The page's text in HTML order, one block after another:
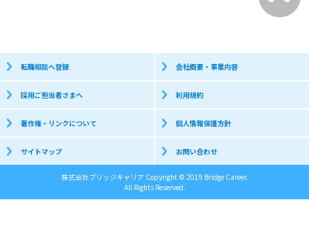
転職相談へ登録 会社概要・事業内容
採用ご担当者さまへ 利用規約
著作権・リンクについて 個人情報保護方針
サイトマップ お問い合わせ
株式会社ブリッジキャリア Copyright © 2019 Bridge Career.
All Rights Reserved.